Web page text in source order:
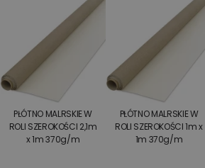
PŁÓTNO MALRSKIE W
ROLI SZEROKOŚCI 2,1m
x 1m 370g/m
PŁÓTNO MALRSKIE W
ROLI SZEROKOŚCI 1m x
1m 370g/m